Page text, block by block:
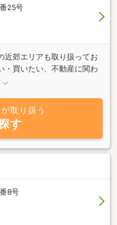
25号
近郊エリアも取り扱ってお
・買いたい、不動産に関わ
が親身になって対応致しま
取り扱う
す
8号